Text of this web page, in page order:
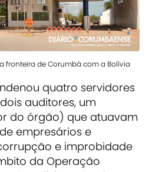
fronteira de Corumbá com a Bolívia
quatro servidores
auditores, um
do órgão) que atuavam
empresários e
e improbidade
da Operação